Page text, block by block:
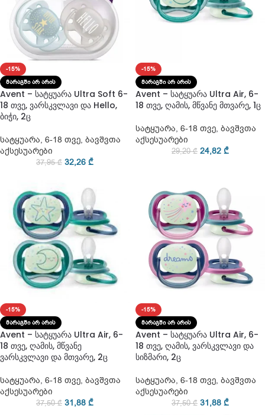
-15%
ᲛᲐᲠᲐᲒᲨᲘ ᲐᲠ ᲐᲠᲘᲡ
Avent – სატყუარა Ultra Soft 6-
18 თვე, ვარსკვლავი და Hello,
ბიჭი, 2ც
სატყუარა, 6-18 თვე, ბავშვთა
აქსესუარები
37,95₾ 32,26 ₾
-15%
ᲛᲐᲠᲐᲒᲨᲘ ᲐᲠ ᲐᲠᲘᲡ
Avent – სატყუარა Ultra Air, 6-
18 თვე, ღამის, მწვანე მთვარე, 1ც
სატყუარა, 6-18 თვე, ბავშვთა
აქსესუარები
29,20₾ 24,82 ₾
-15%
ᲛᲐᲠᲐᲒᲨᲘ ᲐᲠ ᲐᲠᲘᲡ
Avent – სატყუარა Ultra Air, 6-
18 თვე, ღამის, მწვანე
ვარსკვლავი და მთვარე, 2ც
სატყუარა, 6-18 თვე, ბავშვთა
აქსესუარები
37,50₾ 31,88 ₾
-15%
ᲛᲐᲠᲐᲒᲨᲘ ᲐᲠ ᲐᲠᲘᲡ
Avent – სატყუარა Ultra Air, 6-
18 თვე, ღამის, ვარსკვლავი და
სიზმარი, 2ც
სატყუარა, 6-18 თვე, ბავშვთა
აქსესუარები
37,50₾ 31,88 ₾